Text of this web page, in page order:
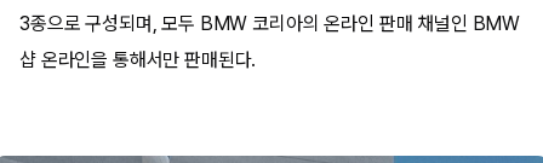
3종으로 구성되며, 모두 BMW 코리아의 온라인 판매 채널인 BMW
샵 온라인을 통해서만 판매된다.